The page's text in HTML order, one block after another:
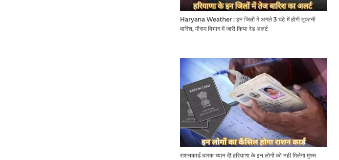
Haryana Weather : इन जिलों में अगले 3 घंटे में होगी तूफानी
बारिश, मौसम विभाग में जारी किया रेड अलर्ट
राशनकार्ड धारक ध्यान दें! हरियाणा के इन लोगों को नहीं मिलेगा मुफ्त